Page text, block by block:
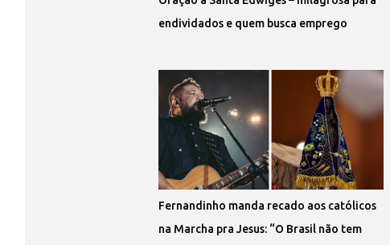
endividados e quem busca emprego
Fernandinho manda recado aos católicos
na Marcha pra Jesus: “O Brasil não tem